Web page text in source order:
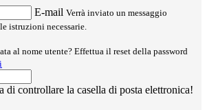
E-mail Verrà inviato un messaggio
istruzioni necessarie.
al nome utente? Effettua il reset della password
di controllare la casella di posta elettronica!